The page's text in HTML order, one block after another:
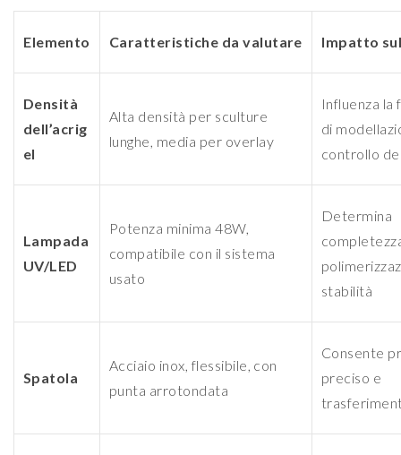
Elemento Caratteristiche da valutare Impatto
Densità
dell’acrig
el
Alta densità per sculture
lunghe, media per overlay
Influenza la
di
controllo
Lampada
UV/LED
Potenza minima 48W,
compatibile con il sistema
usato
Determina
stabilità
Spatola
Acciaio inox, flessibile, con
punta arrotondata
Consente
preciso e